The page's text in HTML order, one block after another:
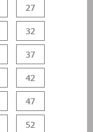
27
32
37
42
47
52